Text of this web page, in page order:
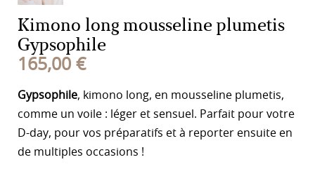
Kimono long mousseline plumetis
Gypsophile
165,00 €
Gypsophile, kimono long, en mousseline plumetis,
comme un voile : léger et sensuel. Parfait pour votre
D-day, pour vos préparatifs et à reporter ensuite en
de multiples occasions !